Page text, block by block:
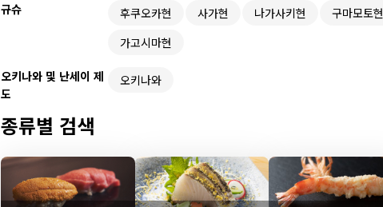
규슈 후쿠오카현 사가현 나가사키현 구마모토현
가고시마현
오키나와 및 난세이 제
도
오키나와
종류별 검색